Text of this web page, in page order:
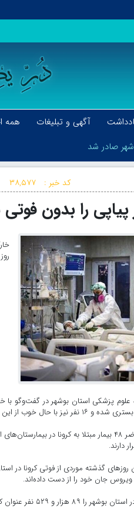
آگهی و تبلیغات همه
صادر شد
صادر شد
کد خبر : ۳۸,۵۷۷
این بخش‌ها ترخیص شدند.
سعید کشمیری اضافه کرد: در حال حاضر ۴۸ بیمار
دارند.
ویروس جان خود را از دست داده‌اند.
و ۵۲۹ نفر عنوان کرد.